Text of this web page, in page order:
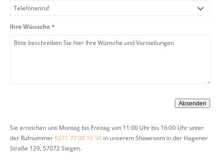
Ihre Wünsche *
Sie erreichen uns Montag bis Freitag von 11:00 Uhr bis 16:00 Uhr unter
der Rufnummer0271 77 00 10 50 in unserem Showroom in der Hagener
Straße 129, 57072 Siegen.